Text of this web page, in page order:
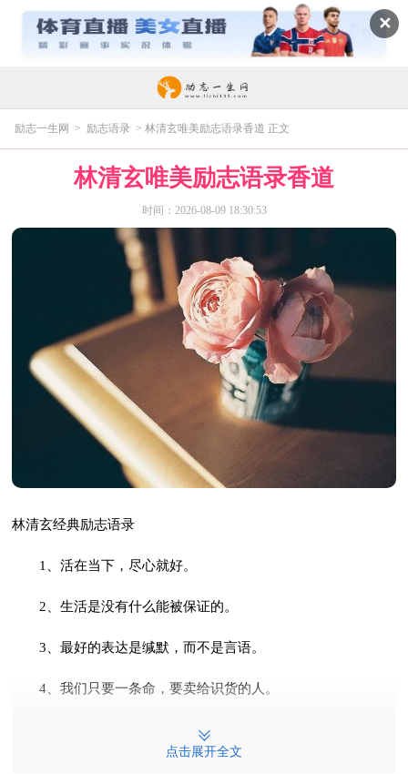
✕
励志一生网 > 励志语录 > 林清玄唯美励志语录香道 正文
林清玄唯美励志语录香道
时间：2026-08-09 18:30:53
林清玄经典励志语录
1、活在当下，尽心就好。
2、生活是没有什么能被保证的。
3、最好的表达是缄默，而不是言语。
4、我们只要一条命，要卖给识货的人。
5、我们要一心一意默默地开花，以花来证明自己的存在。
点击展开全文